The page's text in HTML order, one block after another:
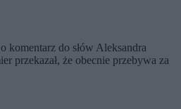
komentarz do słów Aleksandra
przekazał, że obecnie przebywa za